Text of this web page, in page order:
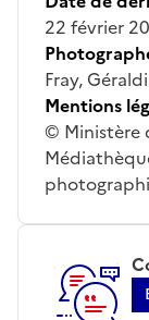
22 février
Fray,
Mentions
© Ministère